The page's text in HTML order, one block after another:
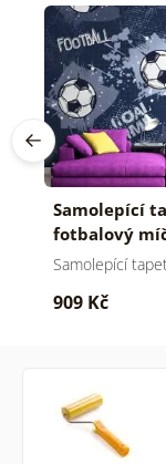
Samolepící
fotbalový
fialovém
Samolepící
909 Kč